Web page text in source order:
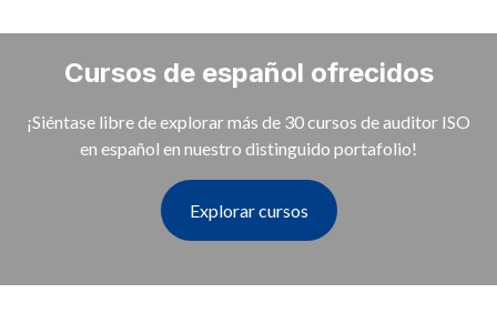
Cursos de español ofrecidos
¡Siéntase libre de explorar más de 30 cursos de auditor ISO
en español en nuestro distinguido portafolio!
Explorar cursos